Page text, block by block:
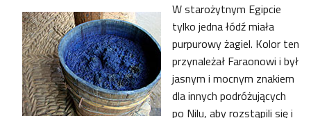
W starożytnym Egipcie
tylko jedna łódź miała
purpurowy żagiel. Kolor ten
przynależał Faraonowi i był
jasnym i mocnym znakiem
dla innych podróżujących
po Nilu, aby rozstąpili się i